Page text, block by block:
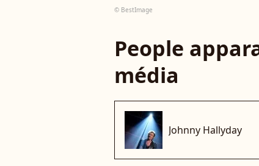
© BestImage
People
média
Johnny Hallyday